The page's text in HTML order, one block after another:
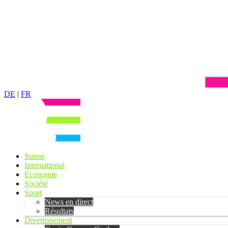
DE | FR
Suisse
International
Economie
Société
Sport
News en direct
Résultats
Divertissement